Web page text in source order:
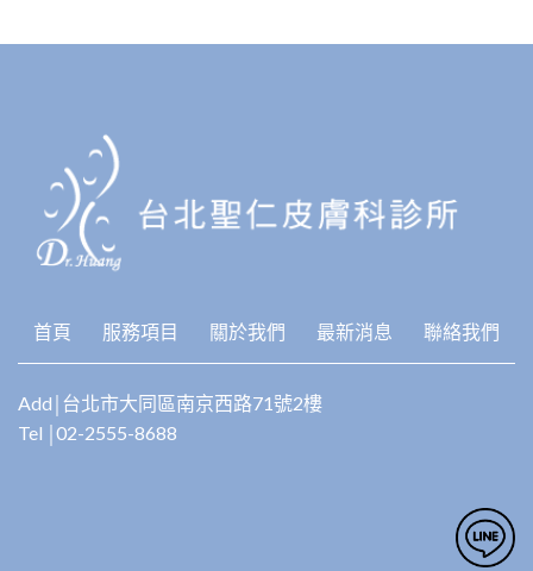
首頁 服務項目 關於我們 最新消息 聯絡我們
Add￨台北市大同區南京西路71號2樓
Tel ￨02-2555-8688